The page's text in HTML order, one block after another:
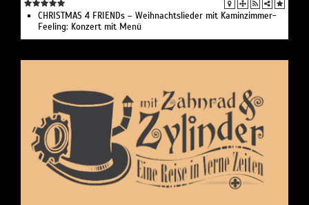
CHRISTMAS 4 FRIENDs – Weihnachtslieder mit Kaminzimmer-
Feeling: Konzert mit Menü